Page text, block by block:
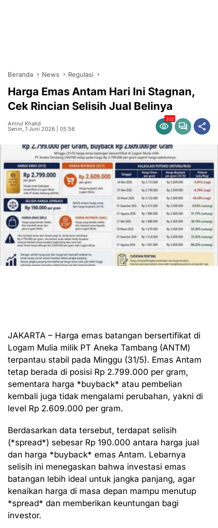
Beranda News Regulasi
Harga Emas Antam Hari Ini Stagnan,
Cek Rincian Selisih Jual Belinya
Amrul Khalid
Senin, 1 Juni 2026 | 05:56
322
JAKARTA – Harga emas batangan bersertifikat di
Logam Mulia milik PT Aneka Tambang (ANTM)
terpantau stabil pada Minggu (31/5). Emas Antam
tetap berada di posisi Rp 2.799.000 per gram,
sementara harga *buyback* atau pembelian
kembali juga tidak mengalami perubahan, yakni di
level Rp 2.609.000 per gram.
Berdasarkan data tersebut, terdapat selisih
(*spread*) sebesar Rp 190.000 antara harga jual
dan harga *buyback* emas Antam. Lebarnya
selisih ini menegaskan bahwa investasi emas
batangan lebih ideal untuk jangka panjang, agar
kenaikan harga di masa depan mampu menutup
*spread* dan memberikan keuntungan bagi
investor.